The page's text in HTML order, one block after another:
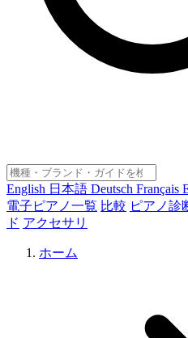
English 日本語 Deutsch Français
電子ピアノ一覧 比較 ピアノ診
ド アクセサリ
ホーム